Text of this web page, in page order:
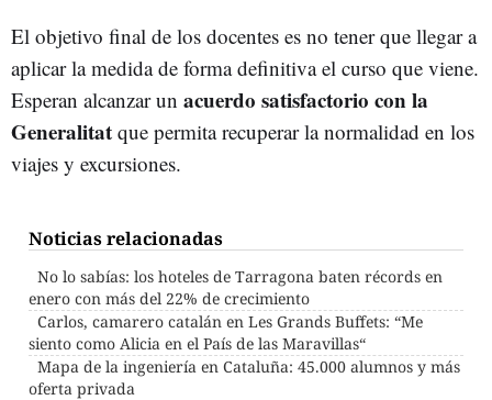
El objetivo final de los docentes es no tener que llegar a
aplicar la medida de forma definitiva el curso que viene.
Esperan alcanzar un acuerdo satisfactorio con la
Generalitat que permita recuperar la normalidad en los
viajes y excursiones.
Noticias relacionadas
No lo sabías: los hoteles de Tarragona baten récords en
enero con más del 22% de crecimiento
Carlos, camarero catalán en Les Grands Buffets: “Me
siento como Alicia en el País de las Maravillas“
Mapa de la ingeniería en Cataluña: 45.000 alumnos y más
oferta privada